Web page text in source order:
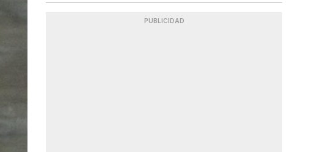
PUBLICIDAD